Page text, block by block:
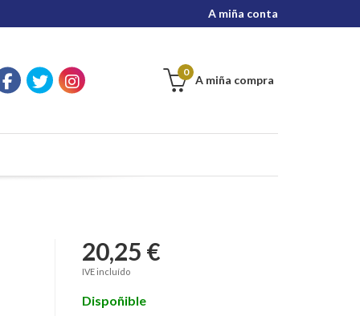
A miña conta
A miña compra
0
20,25 €
IVE incluído
Dispoñible